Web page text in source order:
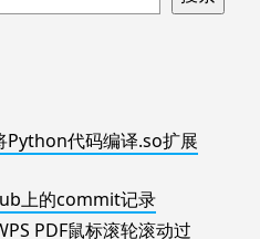
代码编译.so扩展
上的commit记录
PDF鼠标滚轮滚动过